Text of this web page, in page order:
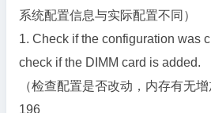
系统配置信息与实际配置不同）
1. Check if the configuration was
check if the DIMM card is added.
（检查配置是否改动，内存有无增
196